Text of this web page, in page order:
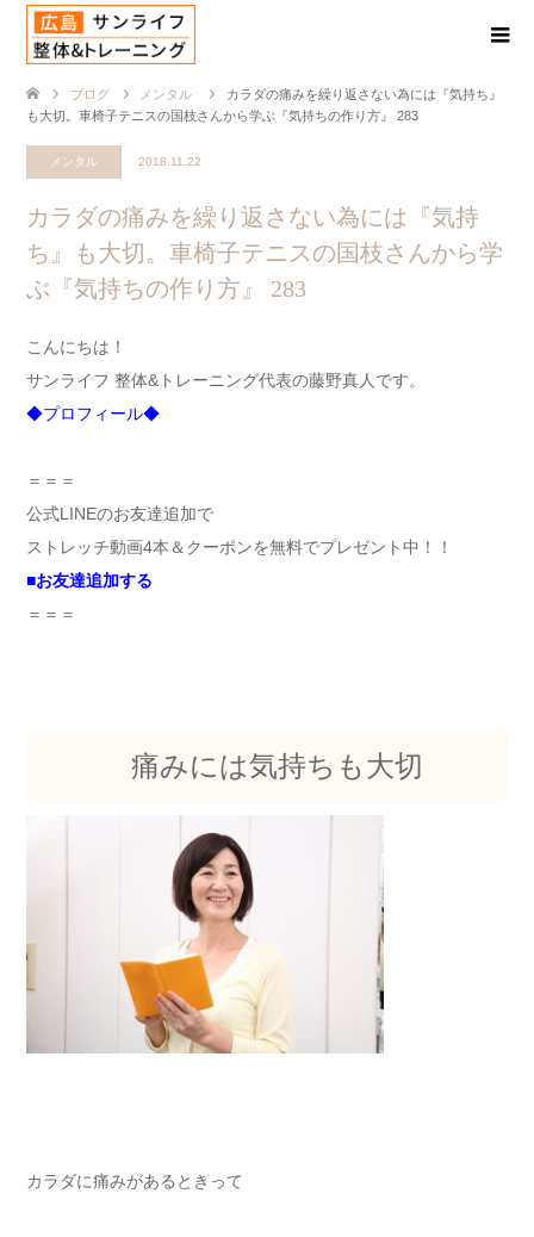
ブログ メンタル
カラダの痛みを繰り返さない為には『気持ち』
も大切。車椅子テニスの国枝さんから学ぶ『気持ちの作り方』 283
メンタル 2018.11.22
カラダの痛みを繰り返さない為には『気持
ち』も大切。車椅子テニスの国枝さんから学
ぶ『気持ちの作り方』 283
こんにちは！
サンライフ 整体&トレーニング代表の藤野真人です。
◆プロフィール◆
＝＝＝
公式LINEのお友達追加で
ストレッチ動画4本＆クーポンを無料でプレゼント中！！
■お友達追加する
＝＝＝
痛みには気持ちも大切
カラダに痛みがあるときって